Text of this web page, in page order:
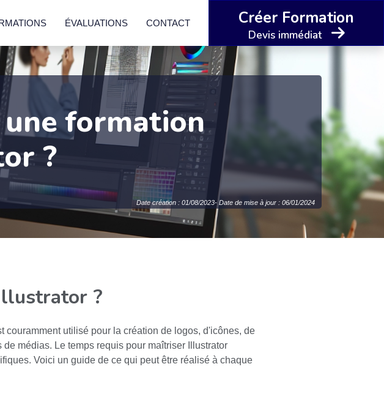
ÉVALUATIONS CONTACT Créer Formation
Devis immédiat
formation
?
Date création : 01/08/2023- Date de mise à jour : 06/01/2024
?
couramment utilisé pour la création de logos, d'icônes, de
médias. Le temps requis pour maîtriser Illustrator
Voici un guide de ce qui peut être réalisé à chaque